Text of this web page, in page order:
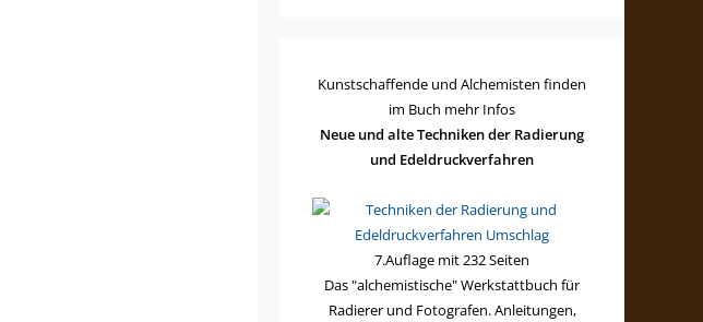
Kunstschaffende und Alchemisten finden
im Buch mehr Infos
Neue und alte Techniken der Radierung
und Edeldruckverfahren
7.Auflage mit 232 Seiten
Das "alchemistische" Werkstattbuch für
Radierer und Fotografen. Anleitungen,